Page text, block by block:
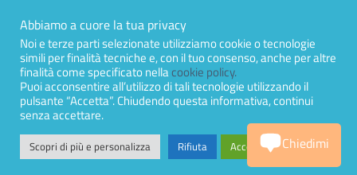
Codice Fatturazione: BA6ET11
Dati per richiesta DURC
CCIAA: Como, 245217 del 04/04/1995
Presentazione Aziendale
Idea e progetto di Designers Italia
Abbiamo a cuore la tua privacy
Noi e terze parti selezionate utilizziamo cookie o tecnologie
simili per finalità tecniche e, con il tuo consenso, anche per altre
finalità come specificato nellacookie policy.
Puoi acconsentire all’utilizzo di tali tecnologie utilizzando il
pulsante “Accetta”. Chiudendo questa informativa, continui
senza accettare.
Scopri di più e personalizza Rifiuta Accetta TuttoChiedimi